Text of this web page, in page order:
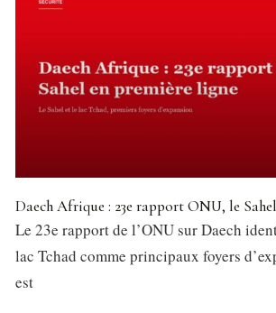
Daech Afrique : 23e rapport ONU, le
Le 23e rapport de l’ONU sur Daech
lac Tchad comme principaux foyers
est